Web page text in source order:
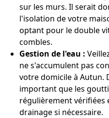
sur les murs. Il serait
l'isolation de votre
optant pour le double
combles.
Gestion de l'eau :
ne s'accumulent pas
votre domicile à Autun.
important que les
régulièrement vérifiées
drainage si nécessaire.